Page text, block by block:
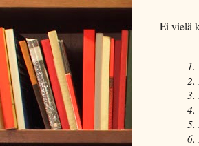
Ei vielä
2.
3.
4.
5.
6.